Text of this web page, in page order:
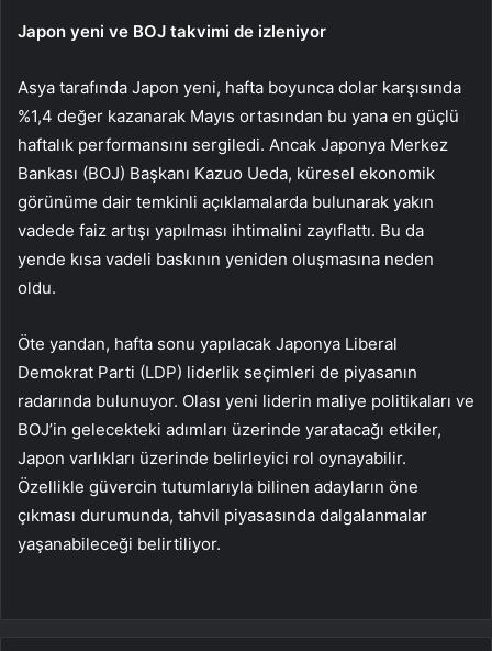
Japon yeni ve BOJ takvimi de izleniyor
Asya tarafında Japon yeni, hafta boyunca dolar karşısında
%1,4 değer kazanarak Mayıs ortasından bu yana en güçlü
haftalık performansını sergiledi. Ancak Japonya Merkez
Bankası (BOJ) Başkanı Kazuo Ueda, küresel ekonomik
görünüme dair temkinli açıklamalarda bulunarak yakın
vadede faiz artışı yapılması ihtimalini zayıflattı. Bu da
yende kısa vadeli baskının yeniden oluşmasına neden
oldu.
Öte yandan, hafta sonu yapılacak Japonya Liberal
Demokrat Parti (LDP) liderlik seçimleri de piyasanın
radarında bulunuyor. Olası yeni liderin maliye politikaları ve
BOJ’in gelecekteki adımları üzerinde yaratacağı etkiler,
Japon varlıkları üzerinde belirleyici rol oynayabilir.
Özellikle güvercin tutumlarıyla bilinen adayların öne
çıkması durumunda, tahvil piyasasında dalgalanmalar
yaşanabileceği belirtiliyor.